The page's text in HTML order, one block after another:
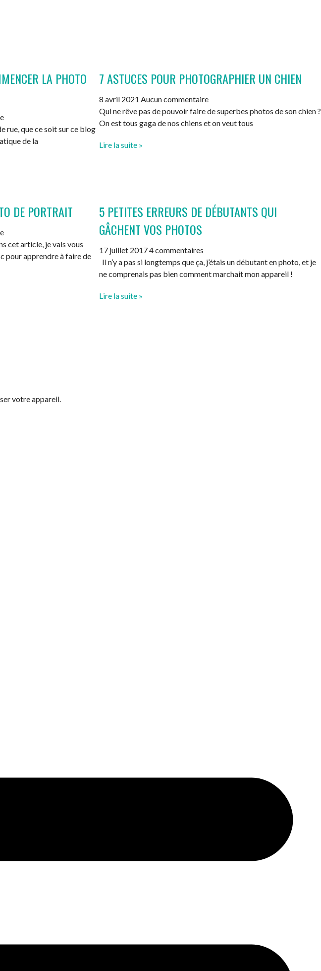
LA PHOTO
rue, que ce soit sur ce blog
de la
7 ASTUCES POUR PHOTOGRAPHIER UN CHIEN
8 avril 2021 Aucun commentaire
Qui ne rêve pas de pouvoir faire de superbes photos de son chien ?
On est tous gaga de nos chiens et on veut tous
Lire la suite »
DE PORTRAIT
cet article, je vais vous
pour apprendre à faire de
5 PETITES ERREURS DE DÉBUTANTS QUI
GÂCHENT VOS PHOTOS
17 juillet 20174 commentaires
Il n’y a pas si longtemps que ça, j’étais un débutant en photo, et je
ne comprenais pas bien comment marchait mon appareil !
Lire la suite »
votre appareil.